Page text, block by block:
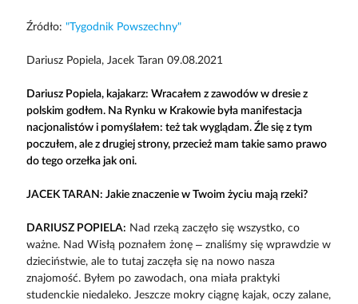
Źródło: "Tygodnik Powszechny"
Dariusz Popiela, Jacek Taran 09.08.2021
Dariusz Popiela, kajakarz: Wracałem z zawodów w dresie z
polskim godłem. Na Rynku w Krakowie była manifestacja
nacjonalistów i pomyślałem: też tak wyglądam. Źle się z tym
poczułem, ale z drugiej strony, przecież mam takie samo prawo
do tego orzełka jak oni.
JACEK TARAN: Jakie znaczenie w Twoim życiu mają rzeki?
DARIUSZ POPIELA: Nad rzeką zaczęło się wszystko, co
ważne. Nad Wisłą poznałem żonę – znaliśmy się wprawdzie w
dzieciństwie, ale to tutaj zaczęła się na nowo nasza
znajomość. Byłem po zawodach, ona miała praktyki
studenckie niedaleko. Jeszcze mokry ciągnę kajak, oczy zalane,